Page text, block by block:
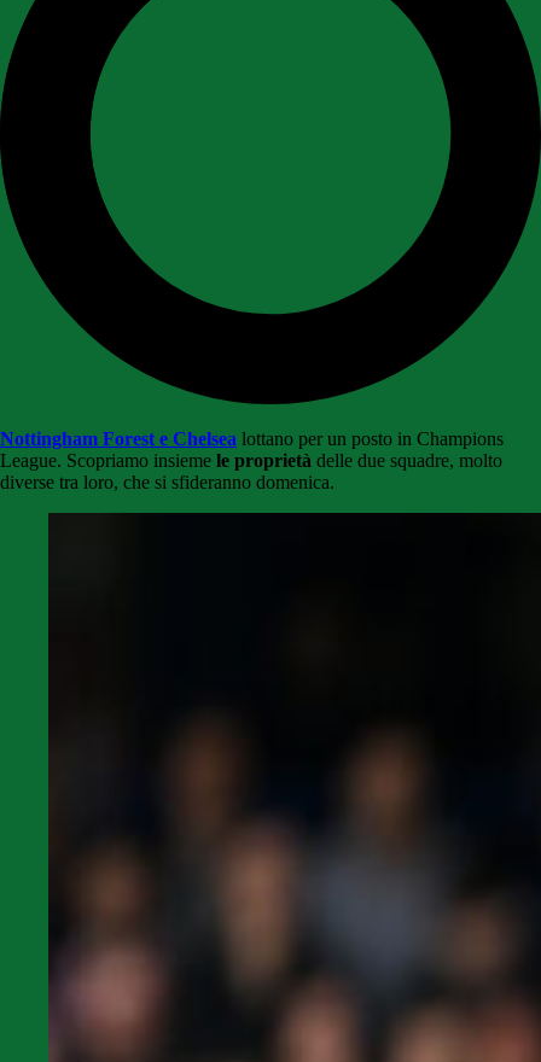
Nottingham Forest e Chelsea lottano per un posto in Champions
League. Scopriamo insieme le proprietà delle due squadre, molto
diverse tra loro, che si sfideranno domenica.